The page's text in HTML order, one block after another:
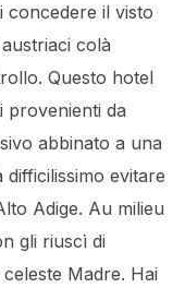
il visto
colà
Questo hotel
provenienti da
abbinato a una
evitare
Adige. Au milieu
gli riuscì di
Madre. Hai